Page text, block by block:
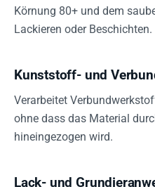
Körnung 80+ und dem
Lackieren oder Beschichten.
Kunststoff- und
Verarbeitet
ohne dass das Material
hineingezogen wird.
Lack- und